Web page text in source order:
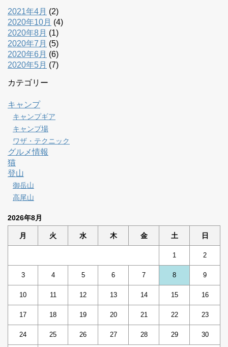
2021年4月 (2)
2020年10月 (4)
2020年8月 (1)
2020年7月 (5)
2020年6月 (6)
2020年5月 (7)
カテゴリー
キャンプ
キャンプギア
キャンプ場
ワザ・テクニック
グルメ情報
猫
登山
御岳山
高尾山
2026年8月
月 火 水 木 金 土 日
1 2
3 4 5 6 7 8 9
10 11 12 13 14 15 16
17 18 19 20 21 22 23
24 25 26 27 28 29 30